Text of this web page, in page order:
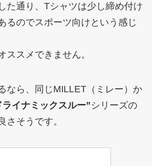
た通り、Tシャツは少し締め付け
るのでスポーツ向けという感じ
ススメできません。
なら、同じMILLET（ミレー）か
ライナミックスルー”シリーズの
さそうです。